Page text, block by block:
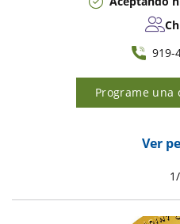
919-
Programe una
Ver
1/